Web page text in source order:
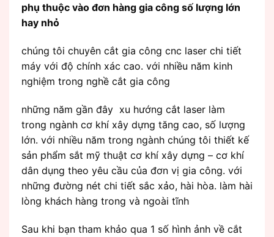
phụ thuộc vào đơn hàng gia công số lượng lớn
hay nhỏ
chúng tôi chuyên cắt gia công cnc laser chi tiết
máy với độ chính xác cao. với nhiều năm kinh
nghiệm trong nghề cắt gia công
những năm gần đây xu hướng cắt laser làm
trong ngành cơ khí xây dựng tăng cao, số lượng
lớn. với nhiều năm trong ngành chúng tôi thiết kế
sản phẩm sắt mỹ thuật cơ khí xây dựng – cơ khí
dân dụng theo yêu cầu của đơn vị gia công. với
những đường nét chi tiết sắc xảo, hài hòa. làm hài
lòng khách hàng trong và ngoài tĩnh
Sau khi bạn tham khảo qua 1 số hình ảnh về cắt